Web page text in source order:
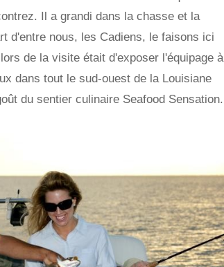
Il a grandi dans la chasse et la
d'entre nous, les Cadiens, le faisons ici
de la visite était d'exposer l'équipage à
dans tout le sud-ouest de la Louisiane
du sentier culinaire Seafood Sensation.